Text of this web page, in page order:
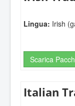
Lingua: Irish
Scarica
Italian